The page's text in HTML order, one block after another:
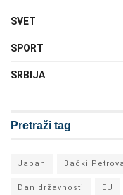
SVET
SPORT
SRBIJA
Pretraži tag
Japan Bački
Dan državnosti EU